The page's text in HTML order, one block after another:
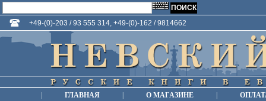
+49-(0)-203 / 93 555 314, +49-(0)-162 / 9814662
ГЛАВНАЯ О МАГАЗИНЕ